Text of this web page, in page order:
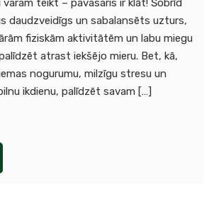
varam teikt – pavasaris ir klāt! Šobrīd
daudzveidīgs un sabalansēts uzturs,
fiziskām aktivitātēm un labu miegu
atrast iekšējo mieru. Bet, kā,
nogurumu, milzīgu stresu un
ikdienu, palīdzēt savam […]